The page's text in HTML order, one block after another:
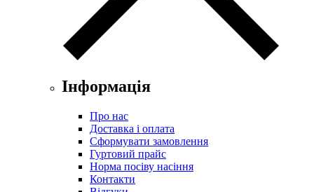
Інформація
Про нас
Доставка і оплата
Сформувати замовлення
Гуртовий прайс
Норма посіву насіння
Контакти